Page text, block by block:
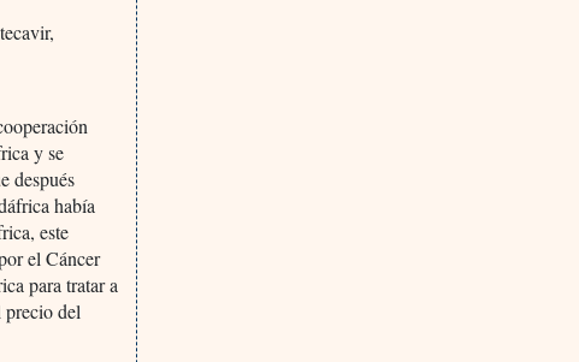
y se
después
había
este
el Cáncer
para tratar a
precio del